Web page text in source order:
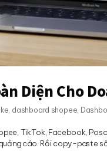
Diện Cho
, dashboard shopee,
TikTok, Facebook,
cáo. Rồi copy-paste